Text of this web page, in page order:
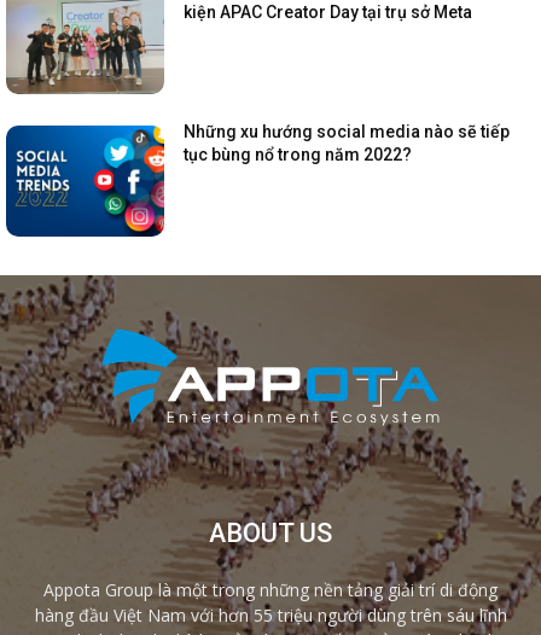
kiện APAC Creator Day tại trụ sở Meta
Những xu hướng social media nào sẽ tiếp
tục bùng nổ trong năm 2022?
ABOUT US
Appota Group là một trong những nền tảng giải trí di động
hàng đầu Việt Nam với hơn 55 triệu người dùng trên sáu lĩnh